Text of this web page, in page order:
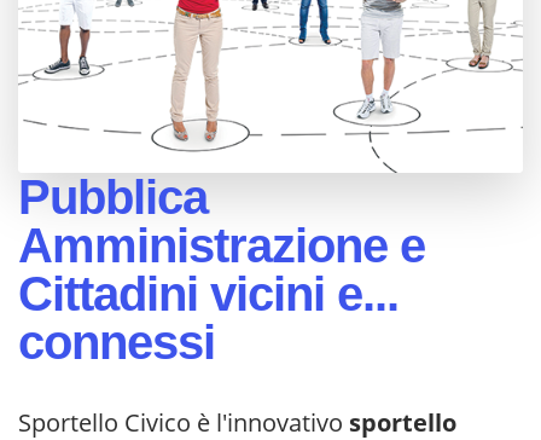
Pubblica
Amministrazione e
Cittadini vicini e...
connessi
Sportello Civico è l'innovativo sportello